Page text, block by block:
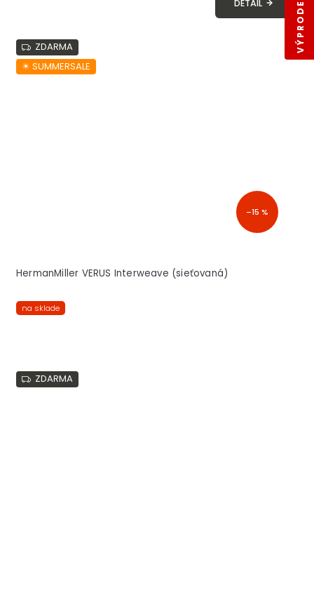
DETAIL
ZDARMA
☀︎ SUMMERSALE
–15 %
HermanMiller VERUS Interweave (sieťovaná)
na sklade
ZDARMA